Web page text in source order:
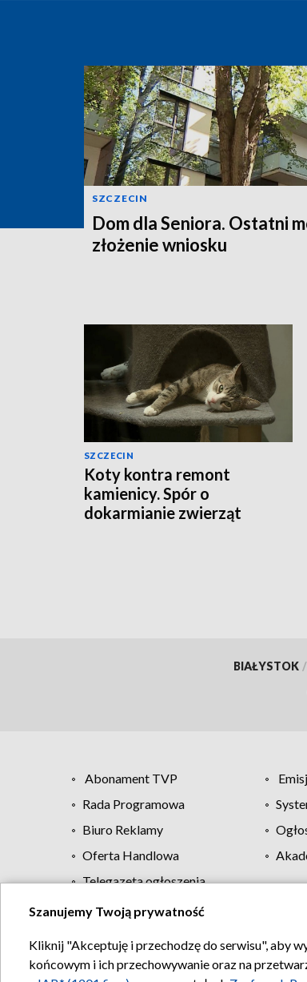
SZCZECIN
Dom dla Seniora. Ostatni
złożenie wniosku
SZCZECIN
Koty kontra remont
kamienicy. Spór o
dokarmianie zwierząt
BIAŁYSTOK /
Abonament TVP
Rada Programowa
Biuro Reklamy
Oferta Handlowa
Telegazeta ogłoszenia
Szanujemy Twoją prywatność
Kliknij "Akceptuję i przechodzę do serwisu", aby
końcowym i ich przechowywanie oraz na